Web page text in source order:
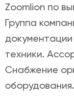
Zoomlion по
Группа
техники.
Снабжение